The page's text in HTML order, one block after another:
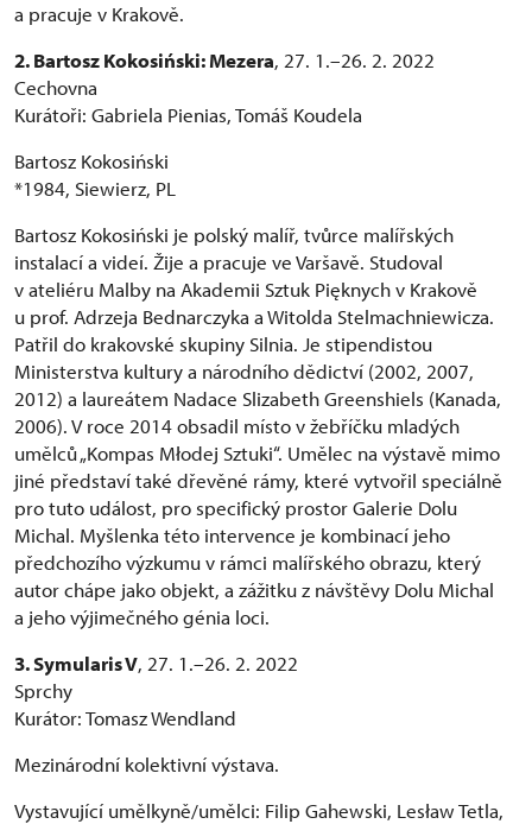
a pracuje v Krakově.
2. Bartosz Kokosiński: Mezera, 27. 1.–26. 2. 2022
Cechovna
Kurátoři: Gabriela Pienias, Tomáš Koudela
Bartosz Kokosiński
*1984, Siewierz, PL
Bartosz Kokosiński je polský malíř, tvůrce malířských
instalací a videí. Žije a pracuje ve Varšavě. Studoval
v ateliéru Malby na Akademii Sztuk Pięknych v Krakově
u prof. Adrzeja Bednarczyka a Witolda Stelmachniewicza.
Patřil do krakovské skupiny Silnia. Je stipendistou
Ministerstva kultury a národního dědictví (2002, 2007,
2012) a laureátem Nadace Slizabeth Greenshiels (Kanada,
2006). V roce 2014 obsadil místo v žebříčku mladých
umělců „Kompas Młodej Sztuki“. Umělec na výstavě mimo
jiné představí také dřevěné rámy, které vytvořil speciálně
pro tuto událost, pro specifický prostor Galerie Dolu
Michal. Myšlenka této intervence je kombinací jeho
předchozího výzkumu v rámci malířského obrazu, který
autor chápe jako objekt, a zážitku z návštěvy Dolu Michal
a jeho výjimečného génia loci.
3. Symularis V, 27. 1.–26. 2. 2022
Sprchy
Kurátor: Tomasz Wendland
Mezinárodní kolektivní výstava.
Vystavující umělkyně/umělci: Filip Gahewski, Lesław Tetla,